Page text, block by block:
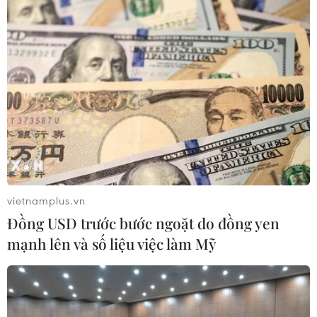
thế lớn của kho chứa dầu này là cơ sở hạ tầng
hàng hải tích hợp riêng biệt, giống như một
cảng nhỏ tại Singapore.
Chuyên gia Quinn nói thêm Universal Terminal
là kho duy nhất có cầu tàu thuộc sở hữu tư nhân
phục vụ các tàu chở dầu siêu lớn trên đảo
Jurong – điểm duy nhất có khả năng tiếp cận cơ
sở lưu trữ dầu ngầm dưới đất đầu tiên ở Đông
Nam Á của Singapore./.
(TTXVN/Vietnam+)
vietnamplus.vn
Đồng USD trước bước ngoặt do đồng yen
mạnh lên và số liệu việc làm Mỹ